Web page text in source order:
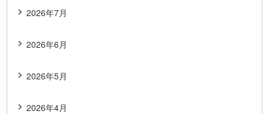
2026年7月
2026年6月
2026年5月
2026年4月